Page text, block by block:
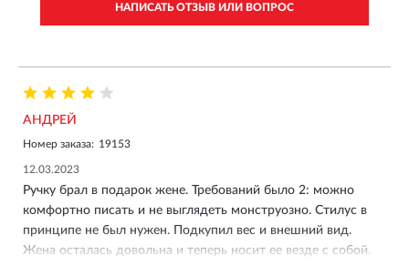
НАПИСАТЬ ОТЗЫВ ИЛИ ВОПРОС
АНДРЕЙ
Номер заказа: 19153
12.03.2023
Ручку брал в подарок жене. Требований было 2: можно
комфортно писать и не выглядеть монструозно. Стилус в
принципе не был нужен. Подкупил вес и внешний вид.
Жена осталась довольна и теперь носит ее везде с собой.